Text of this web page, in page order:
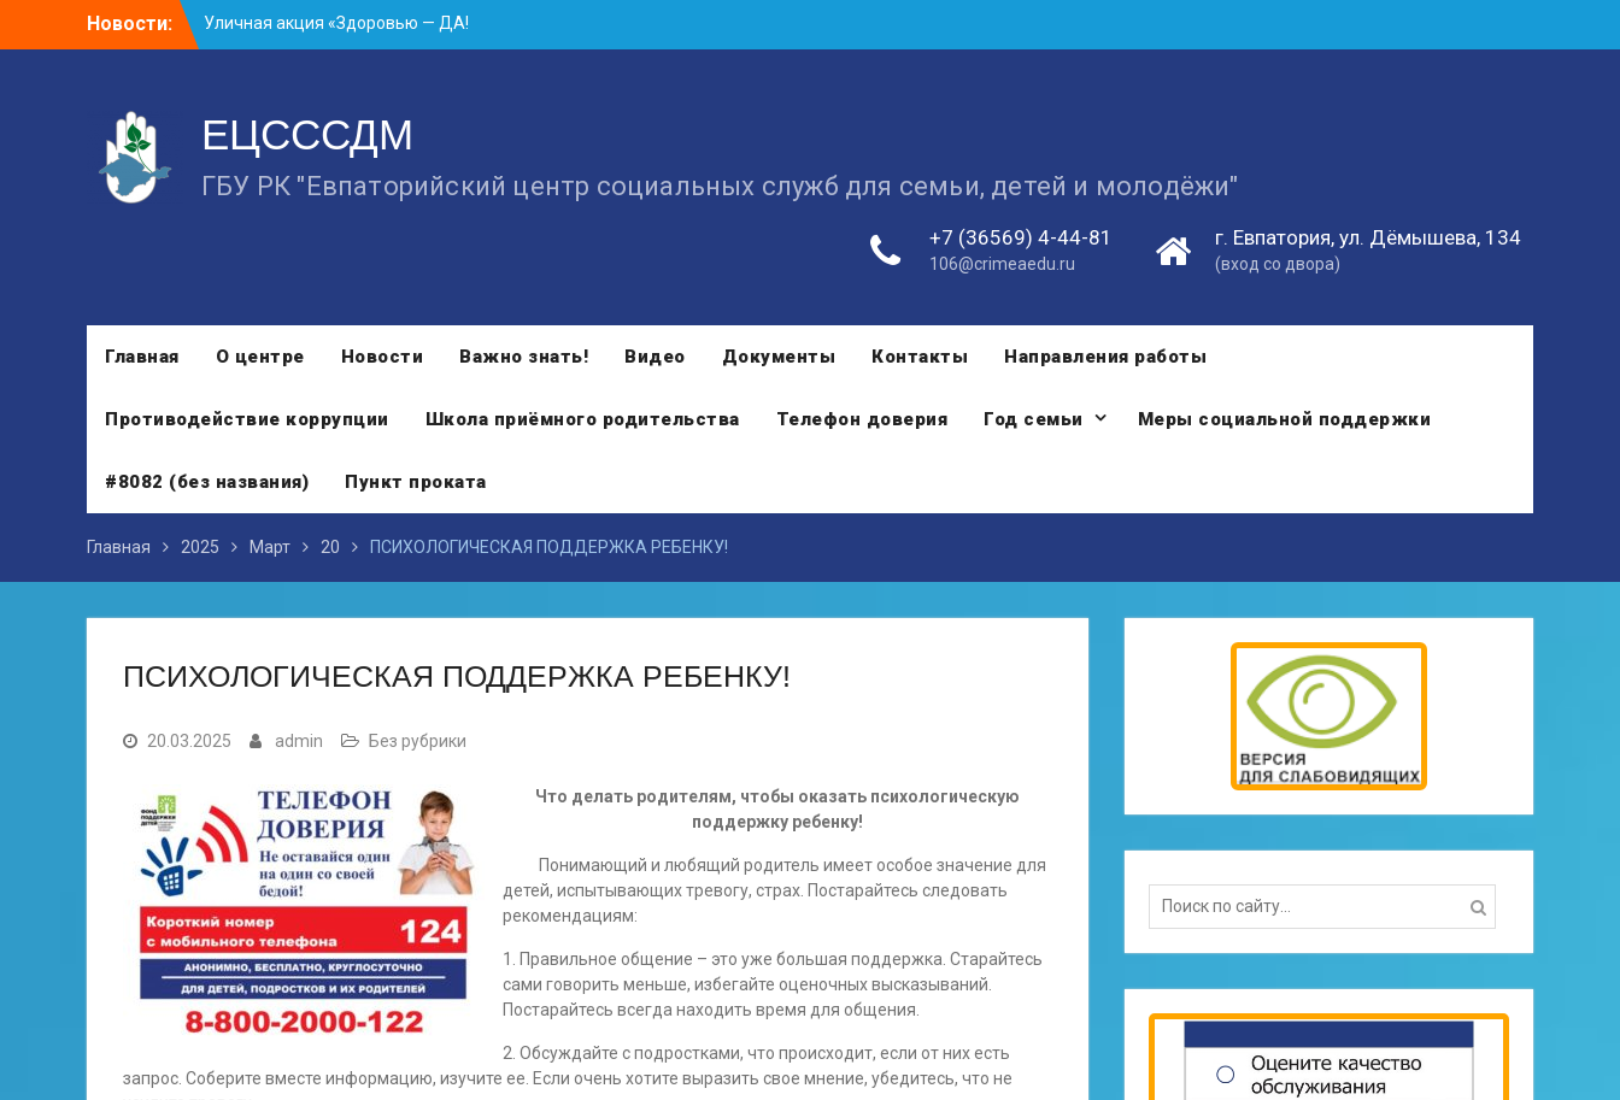
Новости:
Уличная акция «Здоровью — ДА!
Наркотикам — НЕТ!»
Cоциологический опрос граждан
старше 55 лет по вопросам занятости
ЕЦСССДМ
ГБУ РК "Евпаторийский центр социальных служб для семьи, детей и молодёжи"
+7 (36569) 4-44-81
106@crimeaedu.ru
г. Евпатория, ул. Дёмышева, 134
(вход со двора)
Главная О центре Новости Важно знать! Видео Документы Контакты Направления работы
Противодействие коррупции Школа приёмного родительства Телефон доверия Год семьи Меры социальной поддержки
#8082 (без названия) Пункт проката
Главная 2025 Март 20 ПСИХОЛОГИЧЕСКАЯ ПОДДЕРЖКА РЕБЕНКУ!
ПСИХОЛОГИЧЕСКАЯ ПОДДЕРЖКА РЕБЕНКУ!
20.03.2025 admin Без рубрики
Что делать родителям, чтобы оказать психологическую
поддержку ребенку!
Понимающий и любящий родитель имеет особое значение для
детей, испытывающих тревогу, страх. Постарайтесь следовать
рекомендациям:
1. Правильное общение – это уже большая поддержка. Старайтесь
сами говорить меньше, избегайте оценочных высказываний.
Постарайтесь всегда находить время для общения.
2. Обсуждайте с подростками, что происходит, если от них есть
запрос. Соберите вместе информацию, изучите ее. Если очень хотите выразить свое мнение, убедитесь, что не
Search
for: